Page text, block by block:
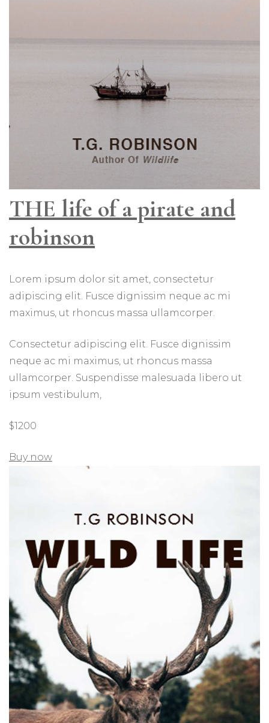
THE life of a pirate and
robinson
Lorem ipsum dolor sit amet, consectetur
adipiscing elit. Fusce dignissim neque ac mi
maximus, ut rhoncus massa ullamcorper.
Consectetur adipiscing elit. Fusce dignissim
neque ac mi maximus, ut rhoncus massa
ullamcorper. Suspendisse malesuada libero ut
ipsum vestibulum,
$1200
Buy now